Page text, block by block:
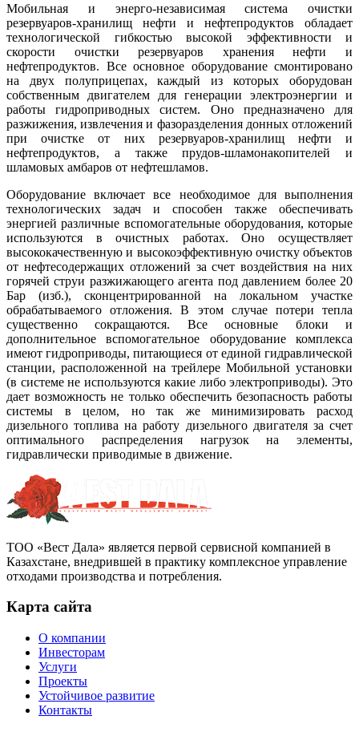
Мобильная и энерго-независимaя система очистки
резервуаров-хранилищ нефти и нефтепродуктов обладает
технологической гибкостью высокой эффективности и
скорости очистки резервуаров хранения нефти и
нефтепродуктов. Все основное оборудование смонтировано
на двух полуприцепах, каждый из которых оборудован
собственным двигателем для генерации электроэнергии и
работы гидроприводных систем. Оно предназначено для
разжижения, извлечения и фазоразделения донных отложений
при очистке от них резервуаров-хранилищ нефти и
нефтепродуктов, а также прудов-шламонакопителей и
шламовых амбаров от нефтешламов.
Оборудование включает все необходимое для выполнения
технологических задач и способен также обеспечивать
энергией различные вспомогательные оборудования, которые
используются в очистных работах. Оно осуществляет
высококачественную и высокоэффективную очистку объектов
от нефтесодержащих отложений за счет воздействия на них
горячей струи разжижающего агента под давлением более 20
Бар (изб.), сконцентрированной на локальном участке
обрабатываемого отложения. В этом случае потери тепла
существенно сокращаются. Все основные блоки и
дополнительное вспомогательное оборудование комплекса
имеют гидроприводы, питающиеся от единой гидравлической
станции, расположенной на трейлере Мобильной установки
(в системе не используются какие либо электроприводы). Это
дает возможность не только обеспечить безопасность работы
системы в целом, но так же минимизировать расход
дизельного топлива на работу дизельного двигателя за счет
оптимального распределения нагрузок на элементы,
гидравлически приводимые в движение.
ТОО «Вест Дала» является первой сервисной компанией в
Казахстане, внедрившей в практику комплексное управление
отходами производства и потребления.
Карта сайта
О компании
Инвесторам
Услуги
Проекты
Устойчивое развитие
Контакты